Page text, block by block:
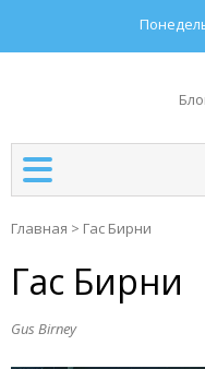
Главная > Гас Бирни
Гас Бирни
Gus Birney